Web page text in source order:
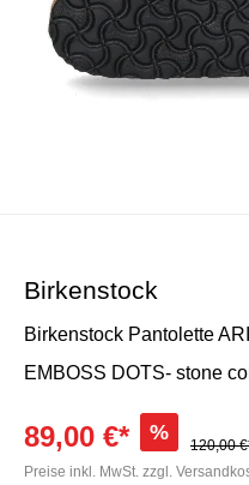
Birkenstock
Birkenstock Pantolette
EMBOSS DOTS- stone
89,00 €* %
120,00
Preise inkl. MwSt. zzgl.